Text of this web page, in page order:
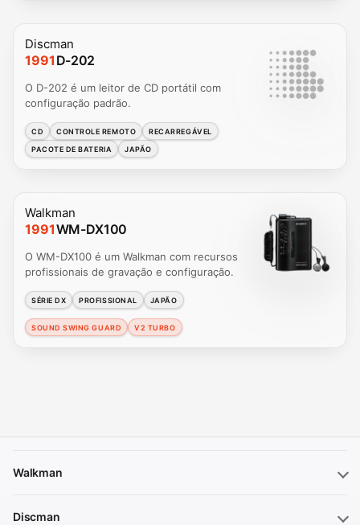
Discman
1991 D-202
O D-202 é um leitor de CD portátil com
configuração padrão.
CD CONTROLE REMOTO
RECARREGÁVEL
PACOTE DE BATERIA
JAPÃO
Walkman
1991WM-DX100
O WM-DX100 é um Walkman com recursos
profissionais de gravação e configuração.
SÉRIE DX PROFISSIONAL JAPÃO
SOUND SWING GUARD V2 TURBO
Walkman
Discman